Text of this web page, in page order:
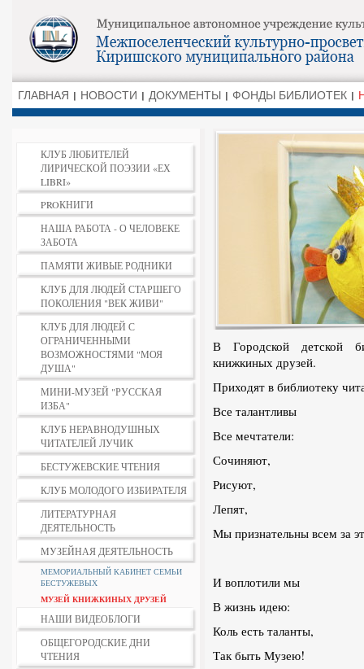
ГЛАВНАЯ НОВОСТИ ДОКУМЕНТЫ ФОНДЫ БИБЛИОТЕК
КЛУБ ЛЮБИТЕЛЕЙ
ЛИРИЧЕСКОЙ ПОЭЗИИ «ЕХ
LIBRI»
PROКНИГИ
НАША РАБОТА - О ЧЕЛОВЕКЕ
ЗАБОТА
ПАМЯТИ ЖИВЫЕ РОДНИКИ
КЛУБ ДЛЯ ЛЮДЕЙ СТАРШЕГО
ПОКОЛЕНИЯ "ВЕК ЖИВИ"
КЛУБ ДЛЯ ЛЮДЕЙ С
ОГРАНИЧЕННЫМИ
ВОЗМОЖНОСТЯМИ "МОЯ
ДУША"
МИНИ-МУЗЕЙ "РУССКАЯ
ИЗБА"
КЛУБ НЕРАВНОДУШНЫХ
ЧИТАТЕЛЕЙ ЛУЧИК
БЕСТУЖЕВСКИЕ ЧТЕНИЯ
КЛУБ МОЛОДОГО ИЗБИРАТЕЛЯ
ЛИТЕРАТУРНАЯ
ДЕЯТЕЛЬНОСТЬ
МУЗЕЙНАЯ ДЕЯТЕЛЬНОСТЬ
МЕМОРИАЛЬНЫЙ КАБИНЕТ СЕМЬИ
БЕСТУЖЕВЫХ
МУЗЕЙ КНИЖКИНЫХ ДРУЗЕЙ
НАШИ ВИДЕОБЛОГИ
ОБЩЕГОРОДСКИЕ ДНИ
ЧТЕНИЯ
В Городской детской
книжкиных друзей.
Приходят в библиотеку
Все талантливы
Все мечтатели:
Сочиняют,
Рисуют,
Лепят,
Мы признательны всем за
И воплотили мы
В жизнь идею:
Коль есть таланты,
Так быть Музею!